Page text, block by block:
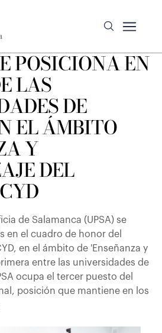
POSICIONA EN
LAS
DE
EL ÁMBITO
Y
DEL
de Salamanca (UPSA) se
en el cuadro de honor del
en el ámbito de 'Enseñanza y
entre las universidades de
ocupa el tercer puesto del
posición que mantiene en los